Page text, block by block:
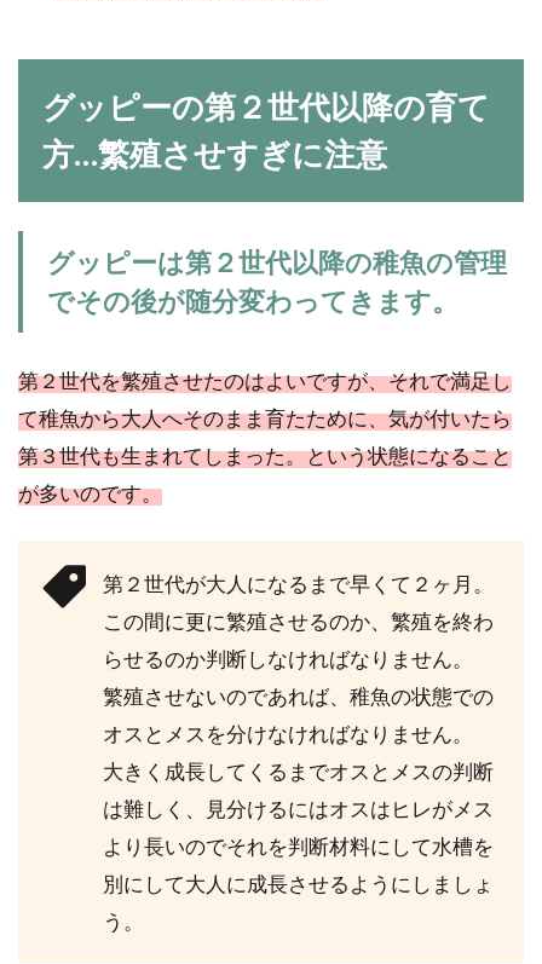
グッピーの第２世代以降の育て
方…繁殖させすぎに注意
グッピーは第２世代以降の稚魚の管理
でその後が随分変わってきます。
第２世代を繁殖させたのはよいですが、それで満足し
て稚魚から大人へそのまま育たために、気が付いたら
第３世代も生まれてしまった。という状態になること
が多いのです。
第２世代が大人になるまで早くて２ヶ月。
この間に更に繁殖させるのか、繁殖を終わ
らせるのか判断しなければなりません。
繁殖させないのであれば、稚魚の状態での
オスとメスを分けなければなりません。
大きく成長してくるまでオスとメスの判断
は難しく、見分けるにはオスはヒレがメス
より長いのでそれを判断材料にして水槽を
別にして大人に成長させるようにしましょ
う。